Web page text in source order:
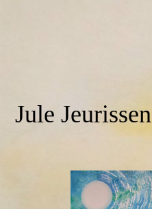
Jule Jeurissen